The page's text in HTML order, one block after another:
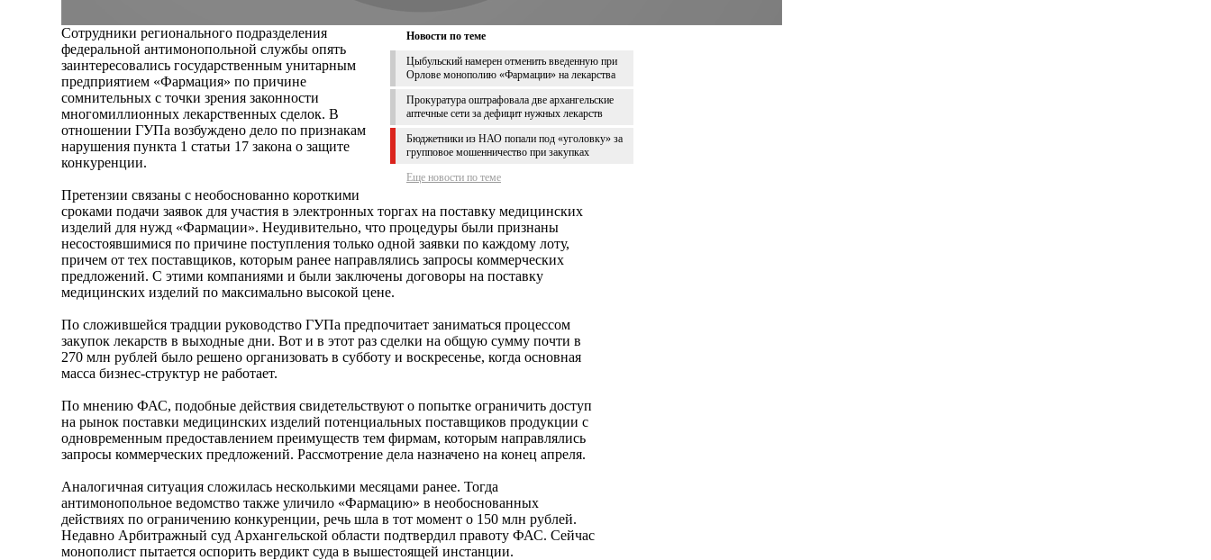
Новости по теме
Цыбульский намерен отменить введенную при
Орлове монополию «Фармации» на лекарства
Прокуратура оштрафовала две архангельские
аптечные сети за дефицит нужных лекарств
Бюджетники из НАО попали под «уголовку» за
групповое мошенничество при закупках
Еще новости по теме
Сотрудники регионального подразделения
федеральной антимонопольной службы опять
заинтересовались государственным унитарным
предприятием «Фармация» по причине
сомнительных с точки зрения законности
многомиллионных лекарственных сделок. В
отношении ГУПа возбуждено дело по признакам
нарушения пункта 1 статьи 17 закона о защите
конкуренции.
Претензии связаны с необоснованно короткими
сроками подачи заявок для участия в электронных торгах на поставку медицинских
изделий для нужд «Фармации». Неудивительно, что процедуры были признаны
несостоявшимися по причине поступления только одной заявки по каждому лоту,
причем от тех поставщиков, которым ранее направлялись запросы коммерческих
предложений. С этими компаниями и были заключены договоры на поставку
медицинских изделий по максимально высокой цене.
По сложившейся традции руководство ГУПа предпочитает заниматься процессом
закупок лекарств в выходные дни. Вот и в этот раз сделки на общую сумму почти в
270 млн рублей было решено организовать в субботу и воскресенье, когда основная
масса бизнес-структур не работает.
По мнению ФАС, подобные действия свидетельствуют о попытке ограничить доступ
на рынок поставки медицинских изделий потенциальных поставщиков продукции с
одновременным предоставлением преимуществ тем фирмам, которым направлялись
запросы коммерческих предложений. Рассмотрение дела назначено на конец апреля.
Аналогичная ситуация сложилась несколькими месяцами ранее. Тогда
антимонопольное ведомство также уличило «Фармацию» в необоснованных
действиях по ограничению конкуренции, речь шла в тот момент о 150 млн рублей.
Недавно Арбитражный суд Архангельской области подтвердил правоту ФАС. Сейчас
монополист пытается оспорить вердикт суда в вышестоящей инстанции.